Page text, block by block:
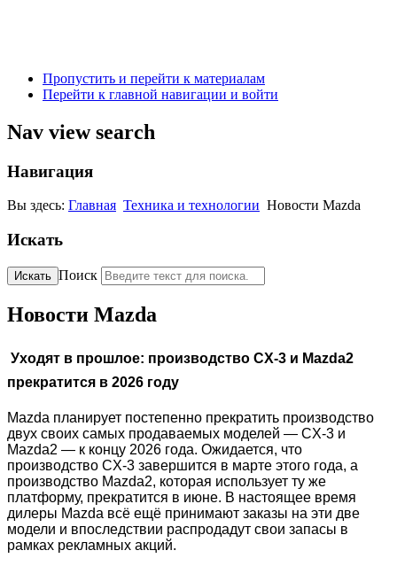
Пропустить и перейти к материалам
Перейти к главной навигации и войти
Nav view search
Навигация
Вы здесь: Главная Техника и технологии Новости Mazda
Искать
Искать Поиск
Новости Mazda
Уходят в прошлое: производство CX-3 и Mazda2
прекратится в 2026 году
Mazda планирует постепенно прекратить производство
двух своих самых продаваемых моделей — CX-3 и
Mazda2 — к концу 2026 года. Ожидается, что
производство CX-3 завершится в марте этого года, а
производство Mazda2, которая использует ту же
платформу, прекратится в июне. В настоящее время
дилеры Mazda всё ещё принимают заказы на эти две
модели и впоследствии распродадут свои запасы в
рамках рекламных акций.